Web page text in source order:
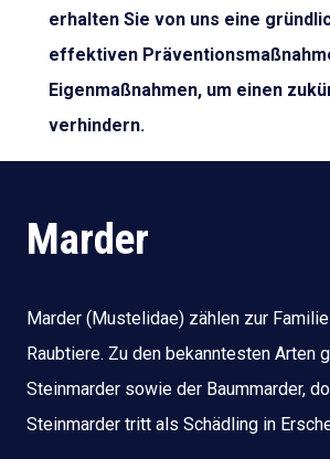
erhalten Sie von uns eine
effektiven
Eigenmaßnahmen, um einen
verhindern.
Marder
Marder (Mustelidae) zählen zur
Raubtiere. Zu den bekanntesten Arten
Steinmarder sowie der Baummarder,
Steinmarder tritt als Schädling in